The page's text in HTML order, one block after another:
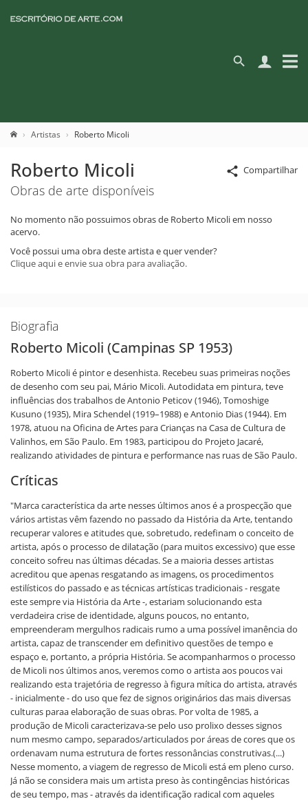
Artistas Roberto Micoli
Compartilhar
Roberto Micoli
Obras de arte disponíveis
No momento não possuimos obras de Roberto Micoli em nosso
acervo.
Você possui uma obra deste artista e quer vender?
Clique aqui e envie sua obra para avaliação.
Biografia
Roberto Micoli (Campinas SP 1953)
Roberto Micoli é pintor e desenhista. Recebeu suas primeiras noções
de desenho com seu pai, Mário Micoli. Autodidata em pintura, teve
influências dos trabalhos de Antonio Peticov (1946), Tomoshige
Kusuno (1935), Mira Schendel (1919–1988) e Antonio Dias (1944). Em
1978, atuou na Oficina de Artes para Crianças na Casa de Cultura de
Valinhos, em São Paulo. Em 1983, participou do Projeto Jacaré,
realizando atividades de pintura e performance nas ruas de São Paulo.
Críticas
"Marca característica da arte nesses últimos anos é a prospecção que
vários artistas vêm fazendo no passado da História da Arte, tentando
recuperar valores e atitudes que, sobretudo, redefinam o conceito de
artista, após o processo de dilatação (para muitos excessivo) que esse
conceito sofreu nas últimas décadas. Se a maioria desses artistas
acreditou que apenas resgatando as imagens, os procedimentos
estilísticos do passado e as técnicas artísticas tradicionais - resgate
este sempre via História da Arte -, estariam solucionando esta
verdadeira crise de identidade, alguns poucos, no entanto,
empreenderam mergulhos radicais rumo a uma possível imanência do
artista, capaz de transcender em definitivo questões de tempo e
espaço e, portanto, a própria História. Se acompanharmos o processo
de Micoli nos últimos anos, veremos como o artista aos poucos vai
realizando esta trajetória de regresso à figura mítica do artista, através
- inicialmente - do uso que fez de signos originários das mais diversas
culturas paraa elaboração de suas obras. Por volta de 1985, a
produção de Micoli caracterizava-se pelo uso prolixo desses signos
num mesmo campo, separados/articulados por áreas de cores que os
ordenavam numa estrutura de fortes ressonâncias construtivas.(...)
Nesse momento, a viagem de regresso de Micoli está em pleno curso.
Já não se considera mais um artista preso às contingências históricas
de seu tempo, mas - através da identificação radical com aqueles